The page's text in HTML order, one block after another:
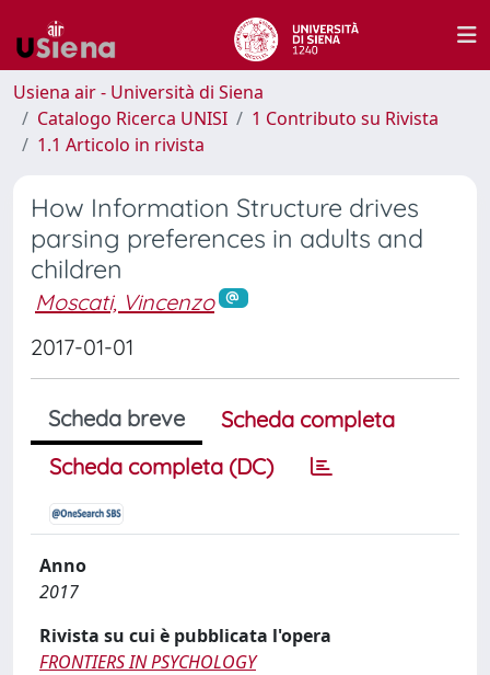
Usiena air - Università di Siena
Catalogo Ricerca UNISI
1 Contributo su Rivista
1.1 Articolo in rivista
How Information Structure drives
parsing preferences in adults and
children
Moscati, Vincenzo
2017-01-01
Scheda breve
Scheda completa
Scheda completa (DC)
Anno
2017
Rivista su cui è pubblicata l'opera
FRONTIERS IN PSYCHOLOGY